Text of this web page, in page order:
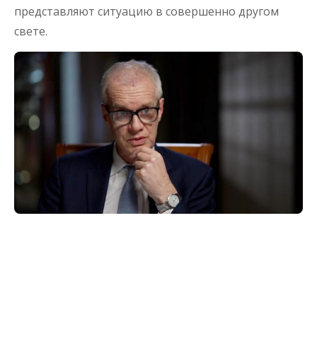
представляют ситуацию в совершенно другом
свете.